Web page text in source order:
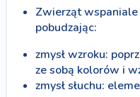
Zwierząt
pobudzając:
zmysł wzroku:
ze sobą kolorów i
zmysł słuchu: